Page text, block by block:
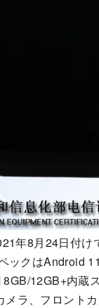
年8月24日付け
ックはAndroid
12GB+内蔵
ラ、フロント